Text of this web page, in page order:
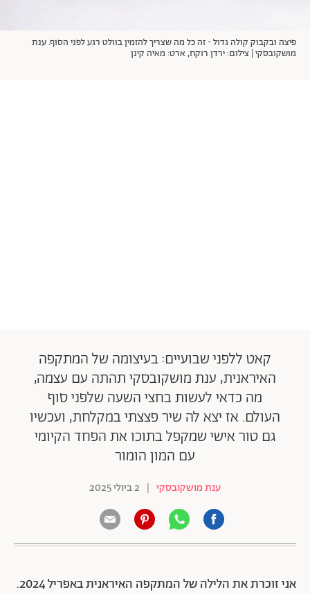
תוכן מקודם
פיצה ובקבוק קולה גדול - זה כל מה שצריך להזמין בוולט רגע לפני הסוף. ענת
מושקובסקי | צילום: ירדן רוקח, ארט: מאיה קינן
קאט ללפני שבועיים: בעיצומה של המתקפה
האיראנית, ענת מושקובסקי תהתה עם עצמה,
מה כדאי לעשות בחצי השעה שלפני סוף
העולם. אז יצא לה שיר פצצתי במקלחת, ועכשיו
גם טור אישי שמקפל בתוכו את הפחד הקיומי
עם המון הומור
ענת מושקובסקי | 2 ביולי 2025
אני זוכרת את הלילה של המתקפה האיראנית באפריל 2024.